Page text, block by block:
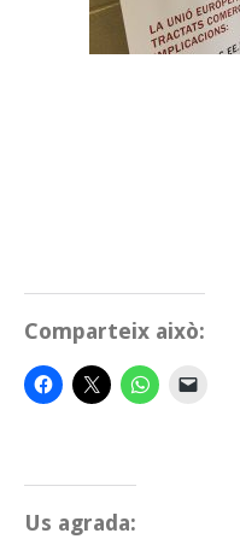
Comparteix això:
Us agrada: